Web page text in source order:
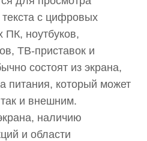
с цифровых
ПК, ноутбуков,
ТВ-приставок и
состоят из экрана,
питания, который может
и внешним.
наличию
и области